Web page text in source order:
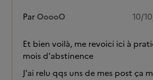
Par OoooO 10/
Et bien voilà, me revoici ici à
mois d'abstinence
J'ai relu qqs uns de mes post ça